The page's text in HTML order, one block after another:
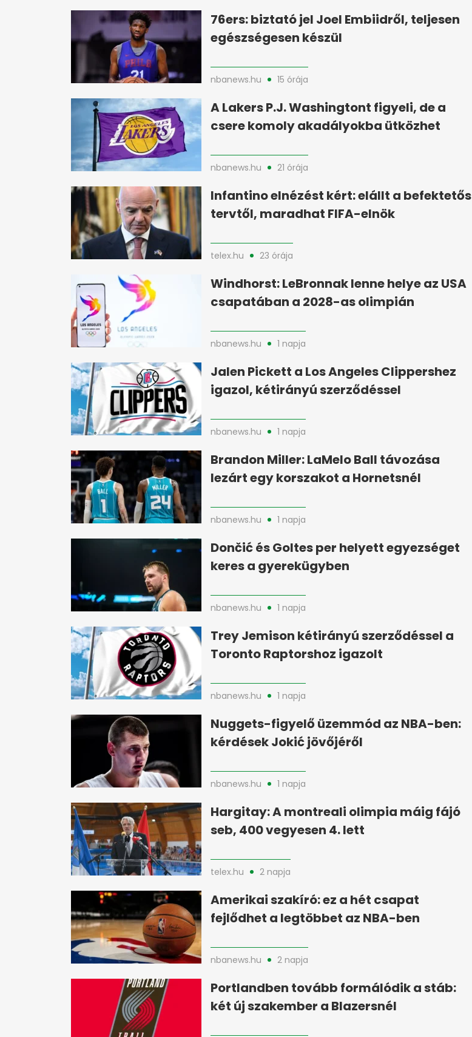
76ers: biztató jel Joel Embiidről, teljesen
egészségesen készül
nbanews.hu 15 órája
A Lakers P.J. Washingtont figyeli, de a
csere komoly akadályokba ütközhet
nbanews.hu 21 órája
Infantino elnézést kért: elállt a befektetős
tervtől, maradhat FIFA-elnök
telex.hu 23 órája
Windhorst: LeBronnak lenne helye az USA
csapatában a 2028-as olimpián
nbanews.hu 1 napja
Jalen Pickett a Los Angeles Clippershez
igazol, kétirányú szerződéssel
nbanews.hu 1 napja
Brandon Miller: LaMelo Ball távozása
lezárt egy korszakot a Hornetsnél
nbanews.hu 1 napja
Dončić és Goltes per helyett egyezséget
keres a gyerekügyben
nbanews.hu 1 napja
Trey Jemison kétirányú szerződéssel a
Toronto Raptorshoz igazolt
nbanews.hu 1 napja
Nuggets-figyelő üzemmód az NBA-ben:
kérdések Jokić jövőjéről
nbanews.hu 1 napja
Hargitay: A montreali olimpia máig fájó
seb, 400 vegyesen 4. lett
telex.hu 2 napja
Amerikai szakíró: ez a hét csapat
fejlődhet a legtöbbet az NBA-ben
nbanews.hu 2 napja
Portlandben tovább formálódik a stáb:
két új szakember a Blazersnél